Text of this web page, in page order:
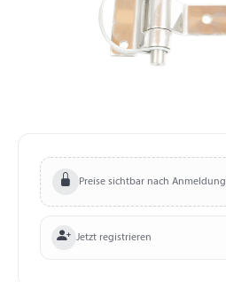
Preise sichtbar nach Anmeldung
Jetzt registrieren